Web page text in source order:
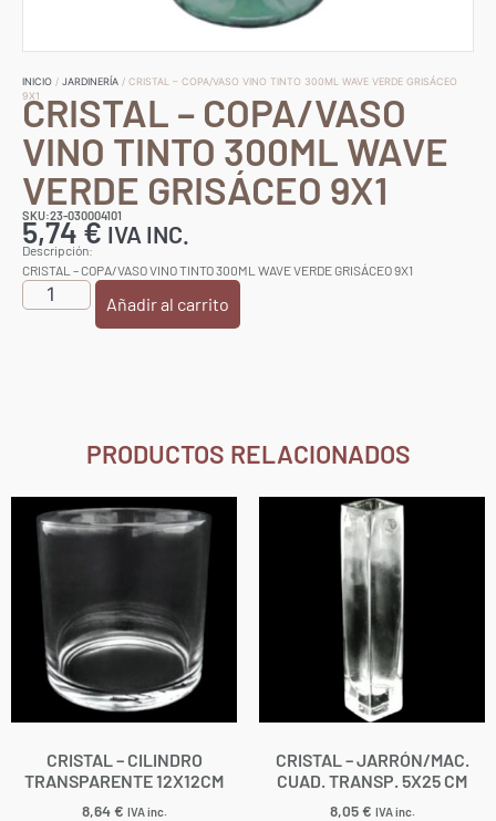
INICIO / JARDINERÍA / CRISTAL – COPA/VASO VINO TINTO 300ML WAVE VERDE GRISÁCEO
9X1
CRISTAL – COPA/VASO
VINO TINTO 300ML WAVE
VERDE GRISÁCEO 9X1
SKU:23-030004101
5,74€ IVA INC.
Descripción:
CRISTAL – COPA/VASO VINO TINTO 300ML WAVE VERDE GRISÁCEO 9X1
Añadir al carrito
PRODUCTOS RELACIONADOS
CRISTAL – CILINDRO
TRANSPARENTE 12X12CM
8,64€ IVA inc.
CRISTAL – JARRÓN/MAC.
CUAD. TRANSP. 5X25 CM
8,05€ IVA inc.